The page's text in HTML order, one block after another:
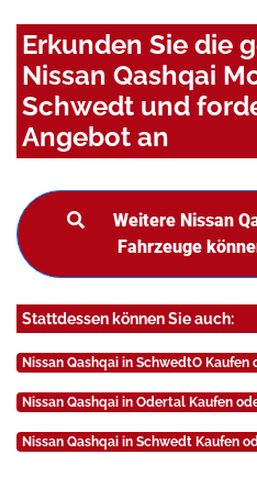
Erkunden Sie die
Nissan Qashqai
Schwedt und
Angebot an
Weitere Nissan
Fahrzeuge
Stattdessen können Sie auch:
Nissan Qashqai in SchwedtO Kaufen
Nissan Qashqai in Odertal Kaufen
Nissan Qashqai in Schwedt Kaufen